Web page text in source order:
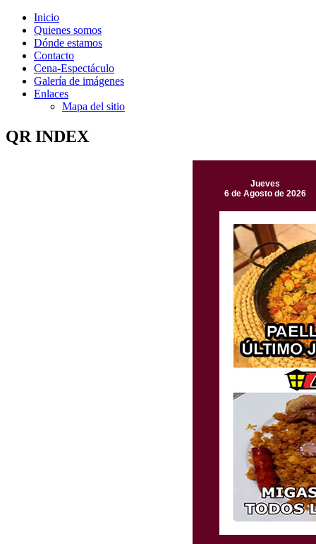
Inicio
Quienes somos
Dónde estamos
Contacto
Cena-Espectáculo
Galería de imágenes
Enlaces
Mapa del sitio
QR INDEX